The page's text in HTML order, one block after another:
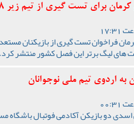
تست گیری از تیم زیر 18 ساله های خود
فراخوان تست گیری از بازیکنان
های لیگ برتر این فصل کشور منتشر کرد.
اردوی تیم ملی نوجوانان
اسدی دو بازیکن آکادمی فوتبال باشگاه